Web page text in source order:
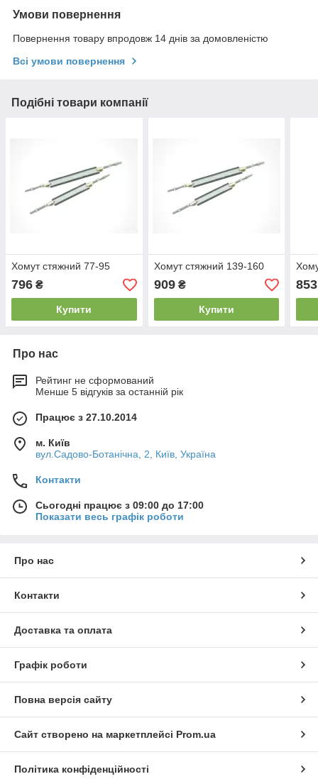
Умови повернення
Повернення товару впродовж 14 днів за домовленістю
Всі умови повернення
Подібні товари компанії
Хомут стяжний 77-95
796 ₴
Купити
Хомут стяжний 139-160
909₴
Купити
853
Про нас
Рейтинг не сформований
Менше 5 відгуків за останній рік
Працює з 27.10.2014
м. Київ
вул.Садово-Ботанічна, 2, Київ, Україна
Контакти
Сьогодні працює з 09:00 до 17:00
Показати весь графік роботи
Про нас
Контакти
Доставка та оплата
Графік роботи
Повна версія сайту
Сайт створено на маркетплейсі Prom.ua
Політика конфіденційності